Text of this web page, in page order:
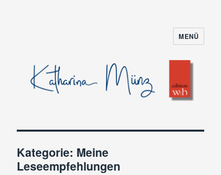
MENÜ
Kategorie: Meine
Leseempfehlungen